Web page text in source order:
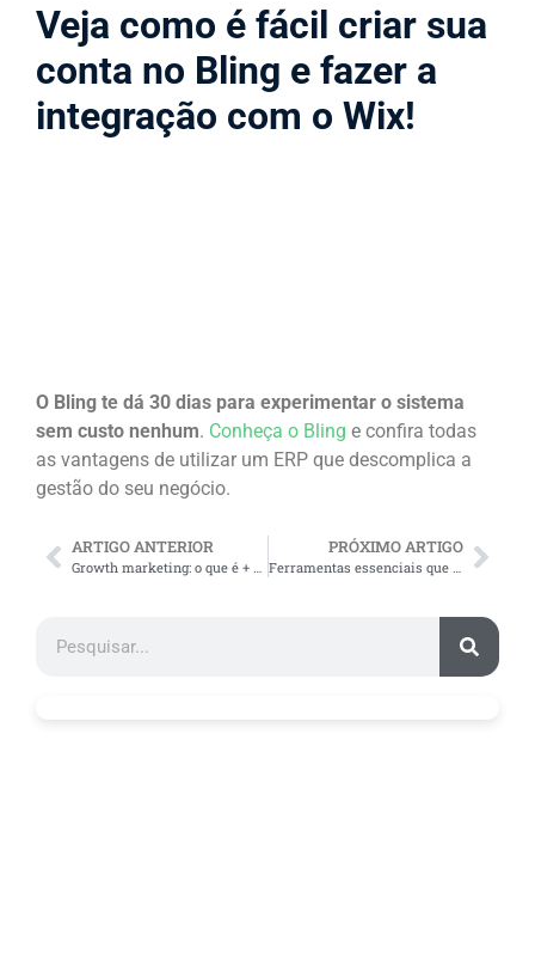
Veja como é fácil criar sua
conta no Bling e fazer a
integração com o Wix!
O Bling te dá 30 dias para experimentar o sistema
sem custo nenhum. Conheça o Bling e confira todas
as vantagens de utilizar um ERP que descomplica a
gestão do seu negócio.
ARTIGO ANTERIOR
Growth marketing: o que é + principais etapas do funil de crescimento
PRÓXIMO ARTIGO
Ferramentas essenciais que um criador de conteúdo precisa conhecer